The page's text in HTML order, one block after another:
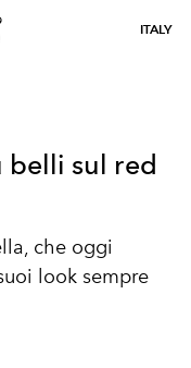
ITALY
belli sul red
che oggi
look sempre